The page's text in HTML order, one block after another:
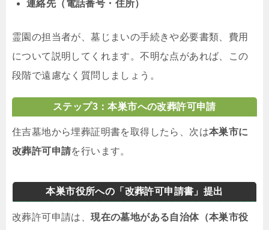
連絡先（電話番号・住所）
霊園の担当者が、墓じまいの手続きや必要書類、費用
について説明してくれます。不明な点があれば、この
段階で遠慮なく質問しましょう。
ステップ3：本巣市への改葬許可申請
住吉墓地から埋葬証明書を取得したら、次は本巣市に
改葬許可申請を行います。
本巣市役所への「改葬許可申請書」提出
改葬許可申請は、現在の墓地がある自治体（本巣市役